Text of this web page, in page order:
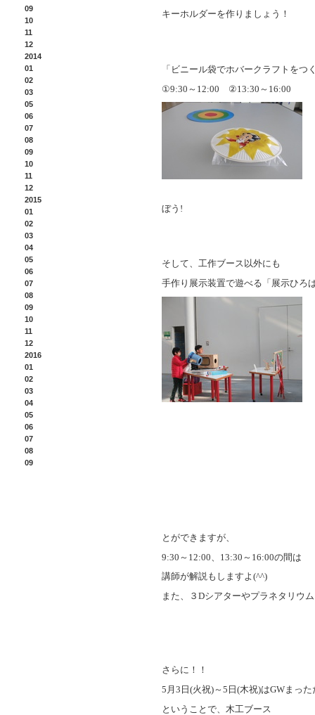
キーホルダーを作りましょう！
「ビニール袋でホバークラフトをつ
①9:30 ～ 12:00 ②13:30 ～ 16:00
ぼう !
そして、工作ブース以外にも
手作り展示装置で遊べる「展示ひろ
とができますが、
9:30 ～ 12:00 13:30 ～ 16:00の間は
講師が解説もしますよ (^^)
また、３ Dシアターやプラネタリウ
さらに！！
5 月 3 日 (火祝)～ 5 日 (木祝)はGW まっ
ということで、木工ブース
09
10
11
12
2014
01
02
03
05
06
07
08
09
10
11
12
2015
01
02
03
04
05
06
07
08
09
10
11
12
2016
01
02
03
04
05
06
07
08
09